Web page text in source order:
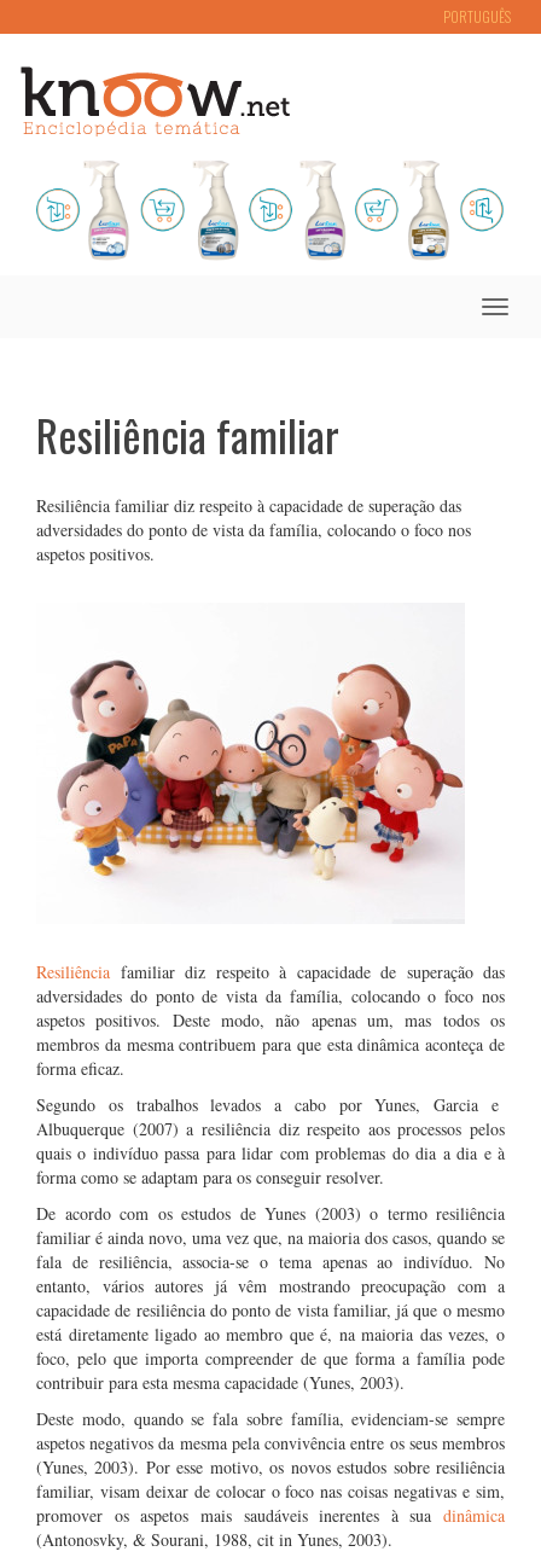
PORTUGUÊS
Toggle
Resiliência familiar
Resiliência familiar diz respeito à capacidade de superação das
adversidades do ponto de vista da família, colocando o foco nos
aspetos positivos.
Resiliência familiar diz respeito à capacidade de superação das
adversidades do ponto de vista da família, colocando o foco nos
aspetos positivos. Deste modo, não apenas um, mas todos os
membros da mesma contribuem para que esta dinâmica aconteça de
forma eficaz.
Segundo os trabalhos levados a cabo por Yunes, Garcia e
Albuquerque (2007) a resiliência diz respeito aos processos pelos
quais o indivíduo passa para lidar com problemas do dia a dia e à
forma como se adaptam para os conseguir resolver.
De acordo com os estudos de Yunes (2003) o termo resiliência
familiar é ainda novo, uma vez que, na maioria dos casos, quando se
fala de resiliência, associa-se o tema apenas ao indivíduo. No
entanto, vários autores já vêm mostrando preocupação com a
capacidade de resiliência do ponto de vista familiar, já que o mesmo
está diretamente ligado ao membro que é, na maioria das vezes, o
foco, pelo que importa compreender de que forma a família pode
contribuir para esta mesma capacidade (Yunes, 2003).
Deste modo, quando se fala sobre família, evidenciam-se sempre
aspetos negativos da mesma pela convivência entre os seus membros
(Yunes, 2003). Por esse motivo, os novos estudos sobre resiliência
familiar, visam deixar de colocar o foco nas coisas negativas e sim,
promover os aspetos mais saudáveis inerentes à sua dinâmica
(Antonosvky, & Sourani, 1988, cit in Yunes, 2003).